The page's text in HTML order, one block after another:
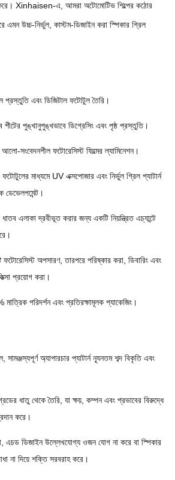
করে। Xinhaisen-এ, আমরা অটোমোটিভ শিল্পের কঠোর
এমন উচ্চ-নির্ভুল, কাস্টম-ডিজাইন করা স্পিকার গ্রিল
এবং ডিজিটাল ফটোটুল তৈরি।
শীটের পুঙ্খানুপুঙ্খভাবে ডিগ্রেসিং এবং পৃষ্ঠ প্রস্তুতি।
আলো-সংবেদনশীল ফটোরেসিস্ট ফিল্মের ল্যামিনেশন।
ফটোটুলের মাধ্যমে UV এক্সপোজার এবং নির্ভুল গ্রিল প্যাটার্ন
ডেভেলপমেন্ট।
এলাকা দ্রবীভূত করার জন্য একটি নিয়ন্ত্রিত এচ্যান্টে
ফটোরেসিস্ট অপসারণ, তারপরে পরিষ্কার করা, ডিবারিং এবং
প্রয়োগ করা।
মাত্রিক পরিদর্শন এবং প্রতিরক্ষামূলক প্যাকেজিং।
সামঞ্জস্যপূর্ণ অ্যাপারচার প্যাটার্ন ন্যূনতম শব্দ বিকৃতি এবং
ধাতু থেকে তৈরি, যা ক্ষয়, কম্পন এবং প্রভাবের বিরুদ্ধে
করে।
এচড ডিজাইন উল্লেখযোগ্য ওজন যোগ না করে বা স্পিকার
না দিয়ে শক্তি সরবরাহ করে।